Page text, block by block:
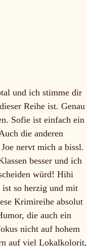
und ich stimme dir
Reihe ist. Genau
Sofie ist einfach ein
die anderen
nervt mich a bissl.
besser und ich
würd! Hihi
ist so herzig und mit
Krimireihe absolut
die auch ein
nicht auf hohem
auf viel Lokalkolorit,